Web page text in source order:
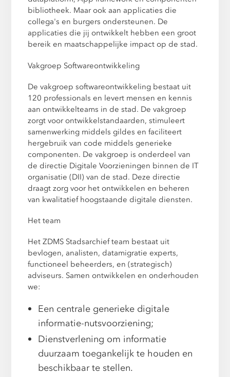
bibliotheek. Maar ook aan applicaties die
collega's en burgers ondersteunen. De
applicaties die jij ontwikkelt hebben een groot
bereik en maatschappelijke impact op de stad.
Vakgroep Softwareontwikkeling
De vakgroep softwareontwikkeling bestaat uit
120 professionals en levert mensen en kennis
aan ontwikkelteams in de stad. De vakgroep
zorgt voor ontwikkelstandaarden, stimuleert
samenwerking middels gildes en faciliteert
hergebruik van code middels generieke
componenten. De vakgroep is onderdeel van
de directie Digitale Voorzieningen binnen de IT
organisatie (DII) van de stad. Deze directie
draagt zorg voor het ontwikkelen en beheren
van kwalitatief hoogstaande digitale diensten.
Het team
Het ZDMS Stadsarchief team bestaat uit
bevlogen, analisten, datamigratie experts,
functioneel beheerders, en (strategisch)
adviseurs. Samen ontwikkelen en onderhouden
we:
Een centrale generieke digitale
informatie-nutsvoorziening;
Dienstverlening om informatie
duurzaam toegankelijk te houden en
beschikbaar te stellen.